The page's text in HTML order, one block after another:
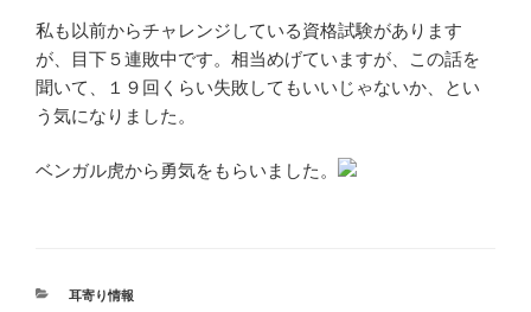
私も以前からチャレンジしている資格試験があります
が、目下５連敗中です。相当めげていますが、この話を
聞いて、１９回くらい失敗してもいいじゃないか、とい
う気になりました。
ベンガル虎から勇気をもらいました。
カ
耳寄り情報